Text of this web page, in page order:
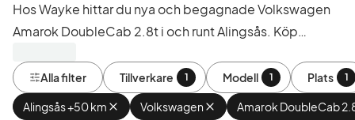
Hos Wayke hittar du nya och begagnade Volkswagen
Amarok DoubleCab 2.8t i och runt Alingsås. Köp
Sverige.Alla filter Tillverkare 1 Modell 1 Plats 1
Alingsås +50 km Ta
Volkswagen Ta
Amarok DoubleCab